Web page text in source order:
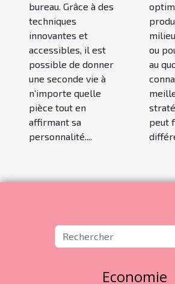
bureau. Grâce à des
techniques
innovantes et
accessibles, il est
possible de donner
une seconde vie à
n’importe quelle
pièce tout en
affirmant sa
personnalité....
ou
au
peut
Economie